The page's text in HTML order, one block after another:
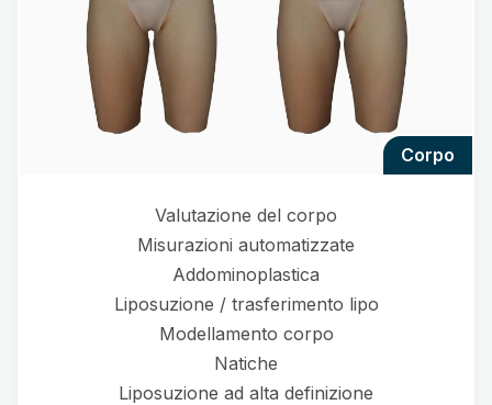
corpo
Valutazione del corpo
Misurazioni automatizzate
Addominoplastica
Liposuzione / trasferimento lipo
Modellamento corpo
Natiche
Liposuzione ad alta definizione